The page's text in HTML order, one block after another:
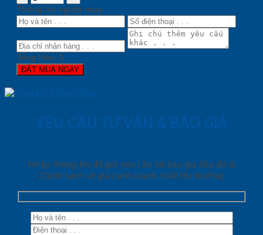
Thông tin người mua
Tổng tiền: 0
ĐẶT MUA NGAY
YÊU CẦU TƯ VẤN & BÁO GIÁ
Nhập thông tin để gửi yêu cầu tải báo giá đầy đủ &
Chính sách về giá cạnh tranh nhất thị trường!